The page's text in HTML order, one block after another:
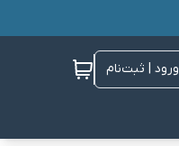
ورود | ثبت‌نام